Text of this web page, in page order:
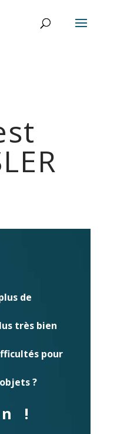
de
très bien
pour
?
!